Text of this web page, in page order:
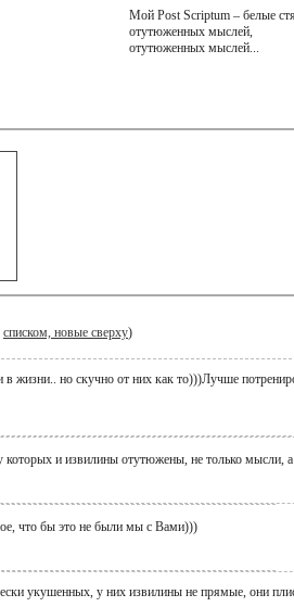
Мой Post Scriptum – белые
отутюженных мыслей,
отутюженных мыслей...
списком, новые сверху)
жизни.. но скучно от них как то)))Лучше
которых и извилины отутюжены, не только мысли,
что бы это не были мы с Вами)))
укушенных, у них извилины не прямые, они